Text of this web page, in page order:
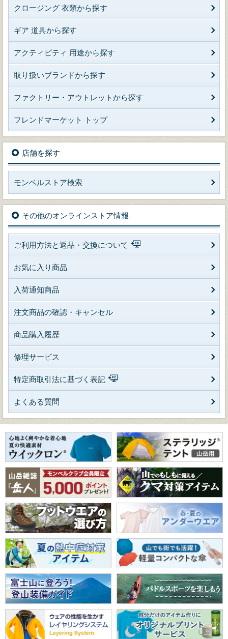
クロージング 衣類から探す
ギア 道具から探す
アクティビティ 用途から探す
取り扱いブランドから探す
ファクトリー・アウトレットから探す
フレンドマーケット トップ
店舗を探す
モンベルストア検索
その他のオンラインストア情報
ご利用方法と返品・交換について
お気に入り商品
入荷通知商品
注文商品の確認・キャンセル
商品購入履歴
修理サービス
特定商取引法に基づく表記
よくある質問